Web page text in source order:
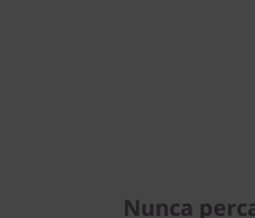
Nunca